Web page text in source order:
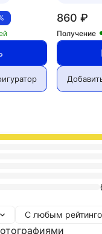
860 ₽
Получение
С любым